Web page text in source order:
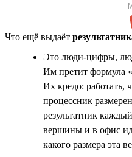
Что ещё выдаёт
Это люди-цифры,
Им претит формула
Их кредо: работать,
процессник
результатник
вершины и в офис
какого размера эта